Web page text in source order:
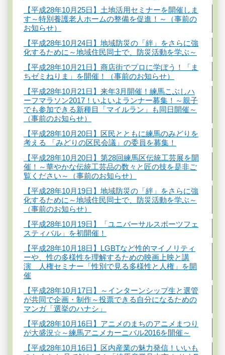
【平成28年10月25日】土地活用セミナーを開催しま
す～特別養護老人ホームの整備を促進！～（事前の
お知らせ）
【平成28年10月24日】地域防災の「絆」をさらに強
化するために～地域住民同士で、防災活動を学ぶ～
【平成28年10月21日】商店街でプロに学ぼう！「ま
ちゼミねりま」を開催！（事前のお知らせ）
【平成28年10月21日】来年3月開催！練馬こぶしハ
ーフマラソン2017！いよいよランナー募集！～親子
でも参加できる新種目「マイルラン」も同日開催～
（事前のお知らせ）
【平成28年10月20日】区民とともに練馬のみどりを
考える 「みどりの区民会議」の委員を募集！
【平成28年10月20日】第28回練馬区伝統工芸展を開
催！～華やかな伝統工芸品の数々と匠の技を是非ご
覧ください～（事前のお知らせ）
【平成28年10月19日】地域防災の「絆」をさらに強
化するために～地域住民同士で、防災活動を学ぶ～
（事前のお知らせ）
【平成28年10月19日】「ユニバーサルスポーツフェ
スティバル」を初開催！
【平成28年10月18日】LGBTなど性的マイノリティ
ーや、性の多様性を理解するための映画上映と講
演 人権セミナー「性別で見る多様性と人権」を開
催
【平成28年10月17日】～インターンシップ生と選管
が共同で企画・制作～投票できる自分になるための
マンガ「選挙のハナシ」
【平成28年10月16日】アニメのまちのアニメまつり
が大盛況☆～練馬アニメカーニバル2016を開催～
【平成28年10月16日】区内産業の魅力発信！いいも